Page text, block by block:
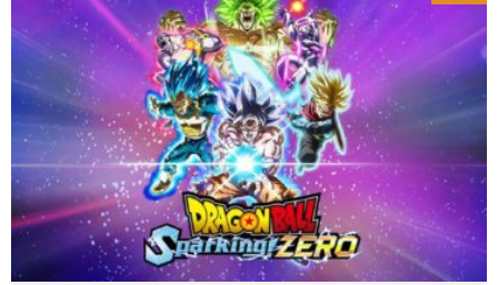
« Dr Wertham / L’homme qui étudia les tueurs en série » - Un Métier à Risque !
Assassin's Creed Black Flag Resynced
« Le Vent dand les Saules » - Une Belle Histoire !
« Damn Them All » - Un duo de Choc !
Yoshi and the mysterious book
« WOLF-MAN / Integrale Tomes 1 et 2 » - Cruelle Vengeance !